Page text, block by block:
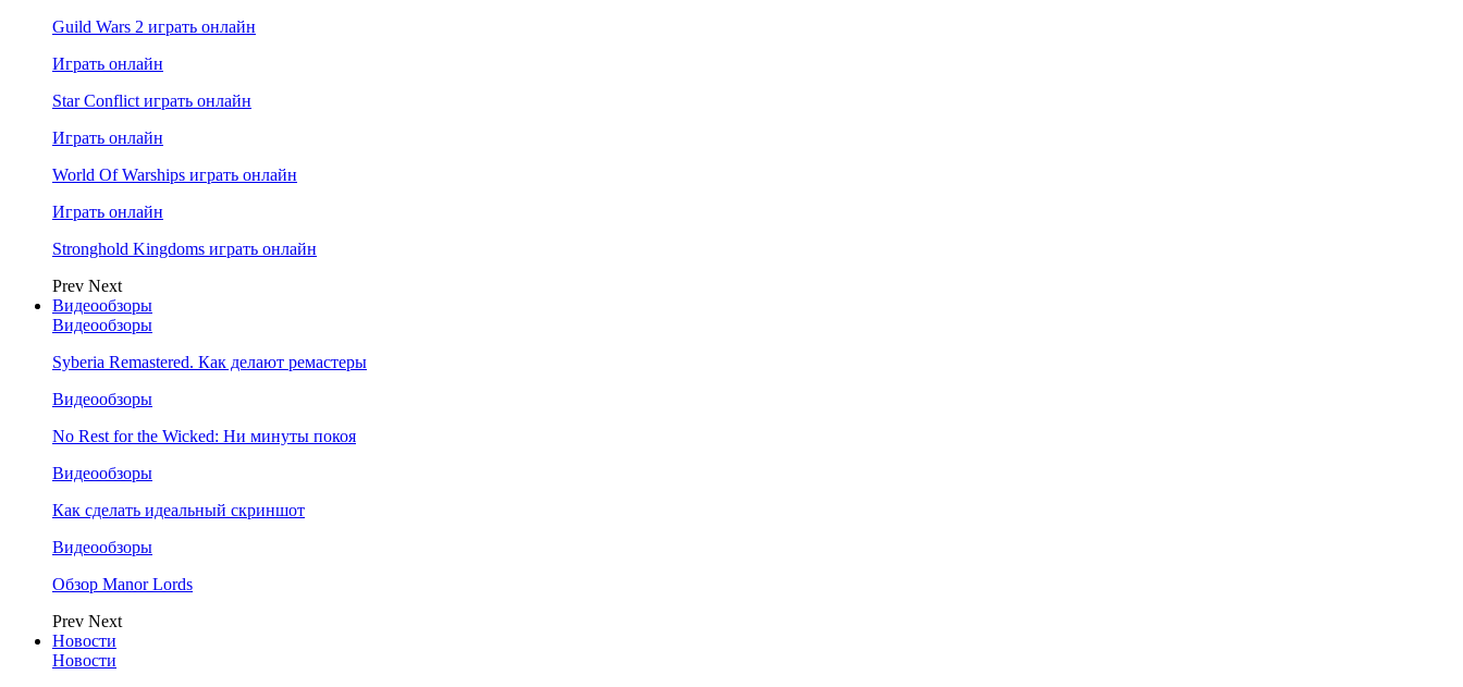
Guild Wars 2 играть онлайн
Играть онлайн
Star Conflict играть онлайн
Играть онлайн
World Of Warships играть онлайн
Играть онлайн
Stronghold Kingdoms играть онлайн
Prev Next
Видеообзоры
Видеообзоры
Syberia Remastered. Как делают ремастеры
Видеообзоры
No Rest for the Wicked: Ни минуты покоя
Видеообзоры
Как сделать идеальный скриншот
Видеообзоры
Обзор Manor Lords
Prev Next
Новости
Новости